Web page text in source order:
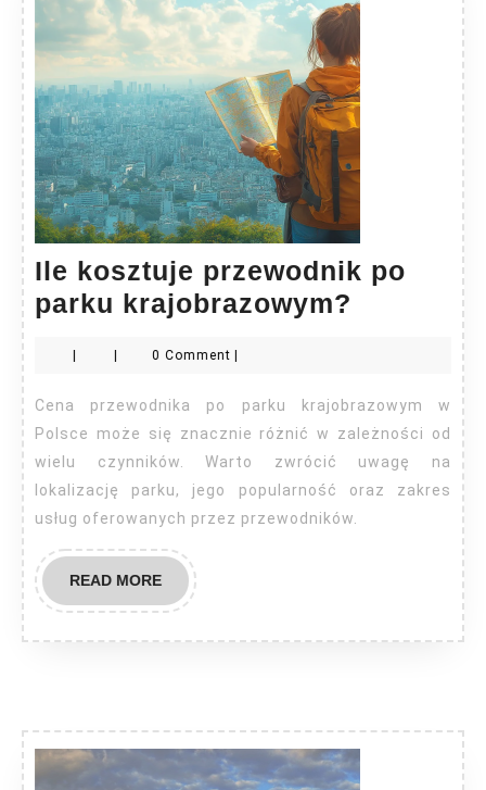
Ile kosztuje przewodnik po
parku krajobrazowym?
kosztuje
po
parku
| | 0 Comment |
Cena przewodnika po parku krajobrazowym w
Polsce może się znacznie różnić w zależności od
wielu czynników. Warto zwrócić uwagę na
lokalizację parku, jego popularność oraz zakres
usług oferowanych przez przewodników.
READ MOREREAD
MORE